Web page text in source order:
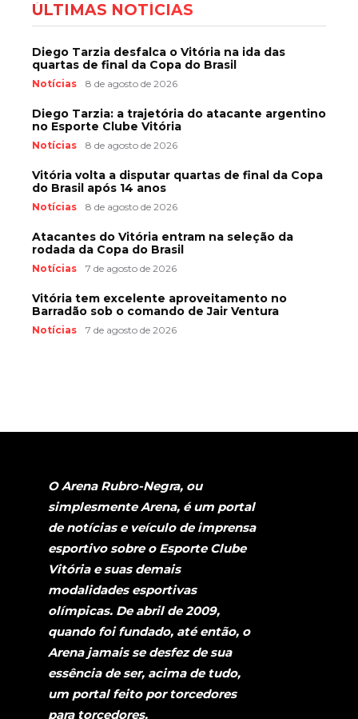
ÚLTIMAS NOTÍCIAS
Diego Tarzia desfalca o Vitória na ida das
quartas de final da Copa do Brasil
Notícias 8 de agosto de 2026
Diego Tarzia: a trajetória do atacante argentino
no Esporte Clube Vitória
Notícias 8 de agosto de 2026
Vitória volta a disputar quartas de final da Copa
do Brasil após 14 anos
Notícias 8 de agosto de 2026
Atacantes do Vitória entram na seleção da
rodada da Copa do Brasil
Notícias 7 de agosto de 2026
Vitória tem excelente aproveitamento no
Barradão sob o comando de Jair Ventura
Notícias 7 de agosto de 2026
O Arena Rubro-Negra, ou
simplesmente Arena, é um portal
de notícias e veículo de imprensa
esportivo sobre o Esporte Clube
Vitória e suas demais
modalidades esportivas
olímpicas. De abril de 2009,
quando foi fundado, até então, o
Arena jamais se desfez de sua
essência de ser, acima de tudo,
um portal feito por torcedores
para torcedores.